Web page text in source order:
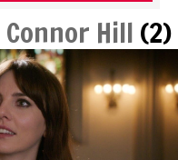
Connor Hill (2)